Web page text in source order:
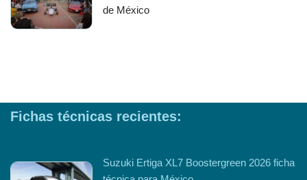
de México
Fichas técnicas recientes:
Suzuki Ertiga XL7 Boostergreen 2026 ficha